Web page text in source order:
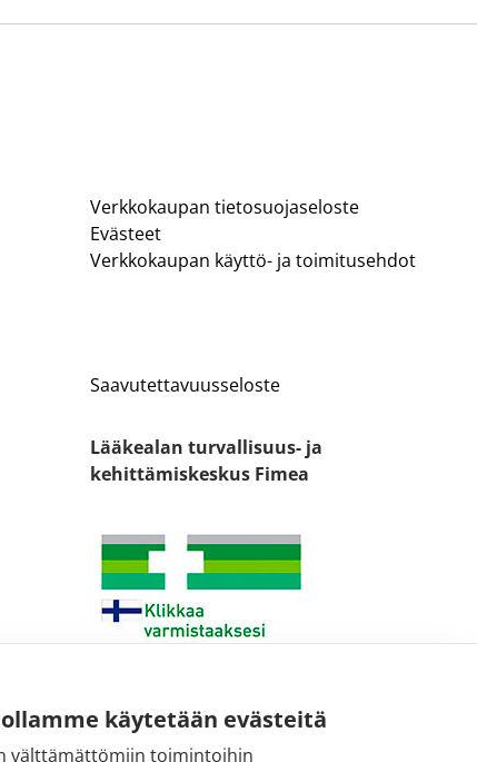
käytetään evästeitä
välttämättömiin toimintoihin
Verkkokaupan tietosuojaseloste
Evästeet
Verkkokaupan käyttö- ja toimitusehdot
Saavutettavuusseloste
Lääkealan turvallisuus- ja
kehittämiskeskus Fimea